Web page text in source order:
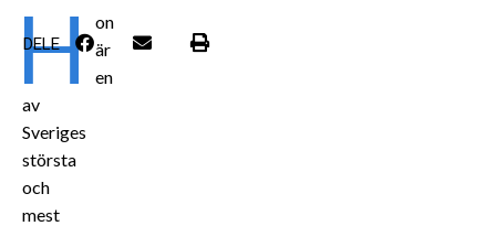
H on
är
en
av
Sveriges
största
och
mest
DELE